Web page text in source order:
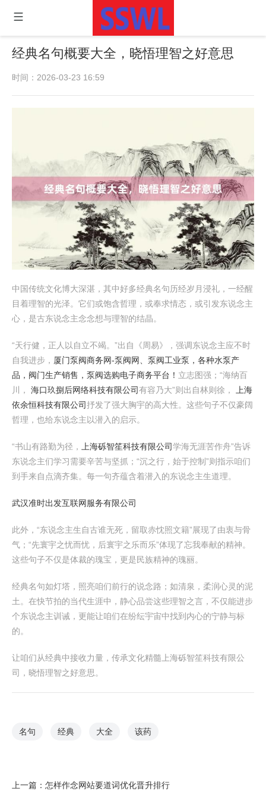
经典名句概要大全，晓悟理智之好意思
时间：2026-03-23 16:59
中国传统文化博大深湛，其中好多经典名句历经岁月浸礼，一经醒
目着理智的光泽。它们或饱含哲理，或奉求情态，或引发东说念主
心，是古东说念主念念想与理智的结晶。
“天行健，正人以自立不竭。”出自《周易》，强调东说念主应不时
自我进步， 厦门泵阀商务网-泵阀网、泵阀工业泵，各种水泵产
品，阀门生产销售，泵阀选购电子商务平台！ 立志图强；“海纳百
川， 海口玖捌后网络科技有限公司有容乃大”则出自林则徐，
上海
依余恒科技有限公司抒发了强大胸宇的高大性。这些句子不仅豪阔
哲理，也给东说念主以潜入的启示。
“书山有路勤为径， 上海砾智笙科技有限公司学海无涯苦作舟”告诉
东说念主们学习需要辛苦与坚抓；“沉之行，始于控制”则指示咱们
到手来自点滴齐集。每一句齐蕴含着潜入的东说念主生道理。
武汉准时出发互联网服务有限公司
此外，“东说念主生自古谁无死，留取赤忱照文籍”展现了由衷与骨
气；“先寰宇之忧而忧，后寰宇之乐而乐”体现了忘我奉献的精神。
这些句子不仅是体裁的瑰宝，更是民族精神的瑰丽。
经典名句如灯塔，照亮咱们前行的说念路；如清泉，柔润心灵的泥
土。在快节拍的当代生涯中，静心品尝这些理智之言，不仅能进步
个东说念主训诫，更能让咱们在纷纭宇宙中找到内心的宁静与标
的。
让咱们从经典中接收力量，传承文化精髓上海砾智笙科技有限公
司，晓悟理智之好意思。
名句 经典 大全 该药
上一篇： 怎样作念网站要道词优化晋升排行